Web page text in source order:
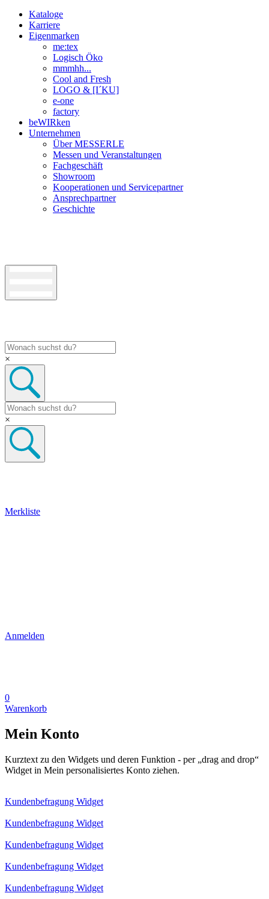
Kataloge
Karriere
Eigenmarken
me:tex
Logisch Öko
mmmhh...
Cool and Fresh
LOGO & [I´KU]
e-one
factory
beWIRken
Unternehmen
Über MESSERLE
Messen und Veranstaltungen
Fachgeschäft
Showroom
Kooperationen und Servicepartner
Ansprechpartner
Geschichte
×
×
Merkliste
Anmelden
0
Warenkorb
Mein Konto
Kurztext zu den Widgets und deren Funktion - per „drag and drop“
Widget in Mein personalisiertes Konto ziehen.
Kundenbefragung Widget
Kundenbefragung Widget
Kundenbefragung Widget
Kundenbefragung Widget
Kundenbefragung Widget